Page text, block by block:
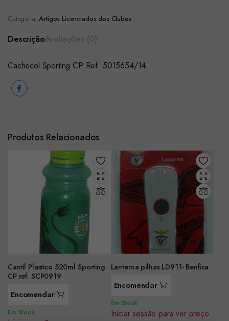
Categoria: Artigos Licenciados dos Clubes
Descrição
Cachecol Sporting CP Ref. 5015654/14
Produtos Relacionados
Cantil Plastico 520ml Sporting
CP ref. SCP0919
Encomendar
Em Stock
Lanterna pilhas LD911- Benfica
Encomendar
Em Stock
Iniciar sessão para ver preço